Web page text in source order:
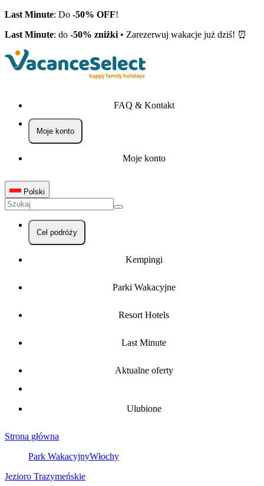
Last Minute: Do -50% OFF!
Last Minute: do -50% zniżki • Zarezerwuj wakacje już dziś! ⏰
FAQ & Kontakt
Moje konto
Moje konto
Polski
Cel podróży
Kempingi
Parki Wakacyjne
Resort Hotels
Last Minute
Aktualne oferty
Ulubione
Strona główna
Park WakacyjnyWłochy
Jezioro Trazymeńskie